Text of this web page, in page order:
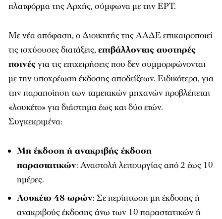
πλατφόρμα της Αρχής, σύμφωνα με την ΕΡΤ.
Με νέα απόφαση, ο Διοικητής της ΑΑΔΕ επικαιροποιεί
τις ισχύουσες διατάξεις, επιβάλλοντας αυστηρές
ποινέςγια τις επιχειρήσεις που δεν συμμορφώνονται
με την υποχρέωση έκδοσης αποδείξεων. Ειδικότερα, για
την παραποίηση των ταμειακών μηχανών προβλέπεται
«λουκέτο» για διάστημα έως και δύο ετών.
Συγκεκριμένα:
Μη έκδοση ή ανακριβής έκδοση
παραστατικών: Αναστολή λειτουργίας από 2 έως 10
ημέρες.
Λουκέτο 48 ωρών: Σε περίπτωση μη έκδοσης ή
ανακριβούς έκδοσης άνω των 10 παραστατικών ή